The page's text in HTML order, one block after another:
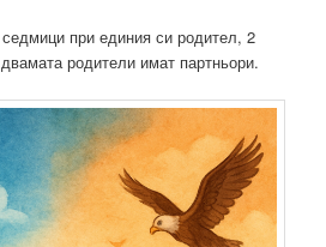
при единия си родител, 2
родители имат партньори.